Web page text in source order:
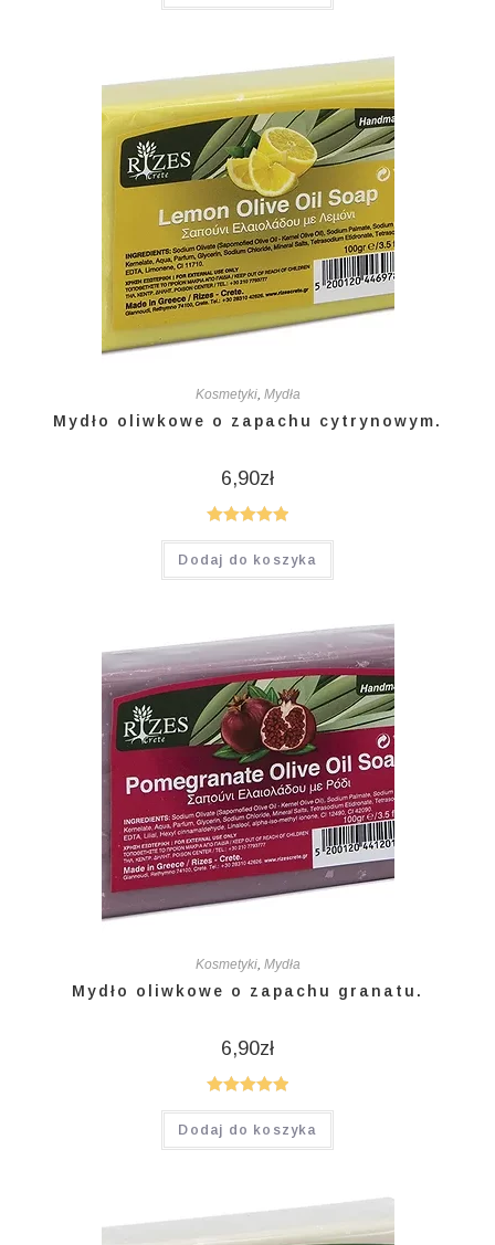
Kosmetyki, Mydła
Mydło oliwkowe o zapachu cytrynowym.
6,90zł
Oceniono
5.00na 5
Dodaj do koszyka
Kosmetyki, Mydła
Mydło oliwkowe o zapachu granatu.
6,90zł
Oceniono
5.00na 5
Dodaj do koszyka